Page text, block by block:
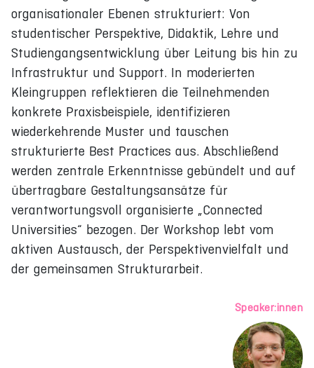
organisationaler Ebenen strukturiert: Von
studentischer Perspektive, Didaktik, Lehre und
Studiengangsentwicklung über Leitung bis hin zu
Infrastruktur und Support. In moderierten
Kleingruppen reflektieren die Teilnehmenden
konkrete Praxisbeispiele, identifizieren
wiederkehrende Muster und tauschen
strukturierte Best Practices aus. Abschließend
werden zentrale Erkenntnisse gebündelt und auf
übertragbare Gestaltungsansätze für
verantwortungsvoll organisierte „Connected
Universities“ bezogen. Der Workshop lebt vom
aktiven Austausch, der Perspektivenvielfalt und
der gemeinsamen Strukturarbeit.
Speaker:innen